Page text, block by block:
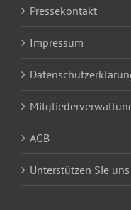
Pressekontakt
Impressum
AGB
Unterstützen Sie